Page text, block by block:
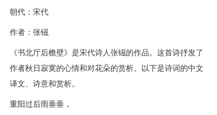
朝代：宋代
作者：张镃
《书北厅后檐壁》是宋代诗人张镃的作品。这首诗抒发了
作者秋日寂寞的心情和对花朵的赏析。以下是诗词的中文
译文、诗意和赏析。
重阳过后雨垂垂，